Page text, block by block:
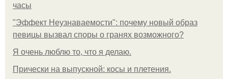
часы
"Эффект Неузнаваемости": почему новый образ
певицы вызвал споры о гранях возможного?
Я очень люблю то, что я делаю.
Прически на выпускной: косы и плетения.